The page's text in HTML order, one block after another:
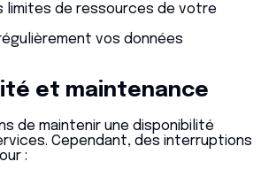
limites de ressources de votre
vos données
et maintenance
de maintenir une disponibilité
Cependant, des interruptions
: